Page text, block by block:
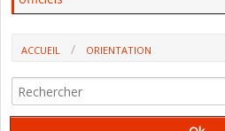
ACCUEIL ORIENTATION